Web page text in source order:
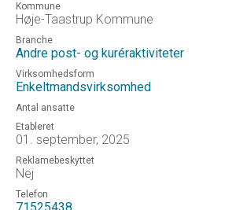
Kommune
Høje-Taastrup Kommune
Branche
Andre post- og kuréraktiviteter
Virksomhedsform
Enkeltmandsvirksomhed
Antal ansatte
Etableret
01. september, 2025
Reklamebeskyttet
Nej
Telefon